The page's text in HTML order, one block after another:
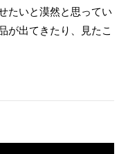
たいと漠然と思ってい
が出てきたり、見たこ